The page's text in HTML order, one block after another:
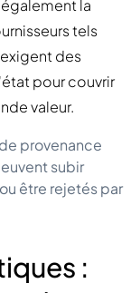
la
tels
exigent des
pour couvrir
valeur.
provenance
subir
être rejetés par
: